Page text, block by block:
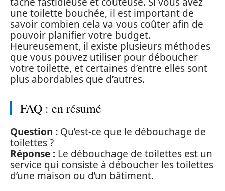
une toilette bouchée, il est important de
savoir combien cela va vous coûter afin de
pouvoir planifier votre budget.
Heureusement, il existe plusieurs méthodes
que vous pouvez utiliser pour déboucher
votre toilette, et certaines d’entre elles sont
plus abordables que d’autres.
FAQ : en résumé
Question : Qu’est-ce que le débouchage de
toilettes ?
Réponse : Le débouchage de toilettes est un
service qui consiste à déboucher les toilettes
d’une maison ou d’un bâtiment.